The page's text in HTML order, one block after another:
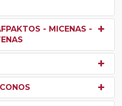
- MICENAS -